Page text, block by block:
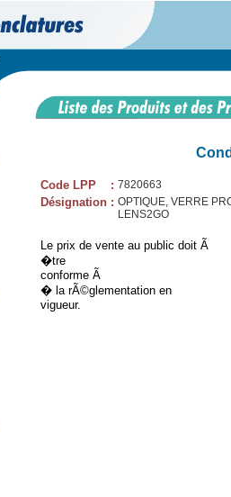
Code LPP : 7820663
Désignation : OPTIQUE, VERRE
LENS2GO
Le prix de vente au public doit Ã
�tre
conforme Ã
� la rÃ©glementation en
vigueur.